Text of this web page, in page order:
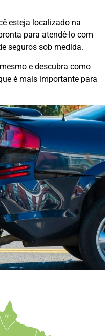
esteja localizado na
para atendê-lo com
seguros sob medida.
e descubra como
é mais importante para
AP